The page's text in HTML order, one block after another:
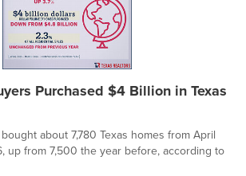
Purchased $4 Billion in Texas
about 7,780 Texas homes from April
up from 7,500 the year before, according to